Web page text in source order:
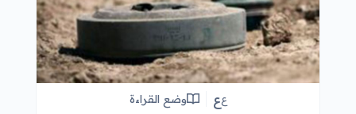
عع وضع القراءة